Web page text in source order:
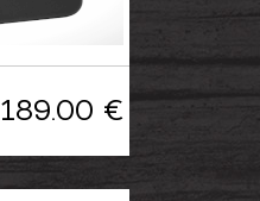
189.00 €